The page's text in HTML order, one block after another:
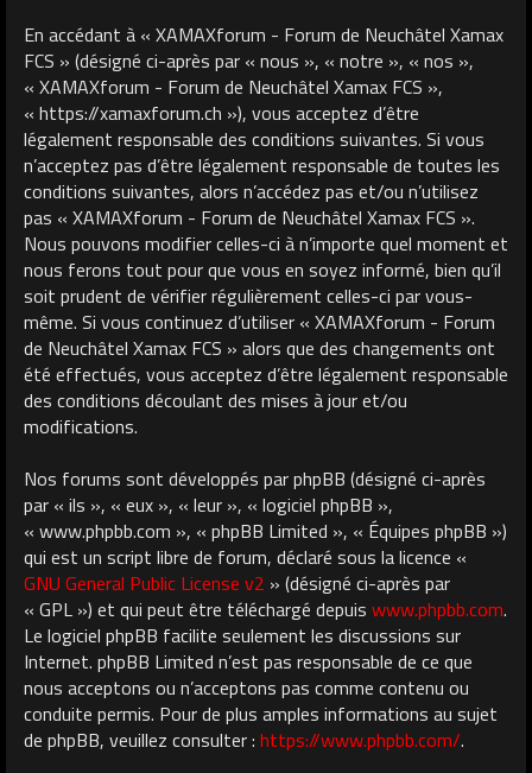
En accédant à « XAMAXforum - Forum de Neuchâtel Xamax
FCS » (désigné ci-après par « nous », « notre », « nos »,
« XAMAXforum - Forum de Neuchâtel Xamax FCS »,
« https://xamaxforum.ch »), vous acceptez d’être
légalement responsable des conditions suivantes. Si vous
n’acceptez pas d’être légalement responsable de toutes les
conditions suivantes, alors n’accédez pas et/ou n’utilisez
pas « XAMAXforum - Forum de Neuchâtel Xamax FCS ».
Nous pouvons modifier celles-ci à n’importe quel moment et
nous ferons tout pour que vous en soyez informé, bien qu’il
soit prudent de vérifier régulièrement celles-ci par vous-
même. Si vous continuez d’utiliser « XAMAXforum - Forum
de Neuchâtel Xamax FCS » alors que des changements ont
été effectués, vous acceptez d’être légalement responsable
des conditions découlant des mises à jour et/ou
modifications.
Nos forums sont développés par phpBB (désigné ci-après
par « ils », « eux », « leur », « logiciel phpBB »,
« www.phpbb.com », « phpBB Limited », « Équipes phpBB »)
qui est un script libre de forum, déclaré sous la licence «
GNU General Public License v2 » (désigné ci-après par
« GPL ») et qui peut être téléchargé depuis www.phpbb.com.
Le logiciel phpBB facilite seulement les discussions sur
Internet. phpBB Limited n’est pas responsable de ce que
nous acceptons ou n’acceptons pas comme contenu ou
conduite permis. Pour de plus amples informations au sujet
de phpBB, veuillez consulter : https://www.phpbb.com/.